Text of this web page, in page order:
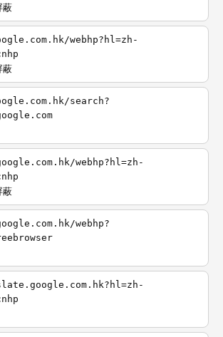
蔽
webhp?hl=zh-
蔽
search?
webhp?hl=zh-
蔽
webhp?